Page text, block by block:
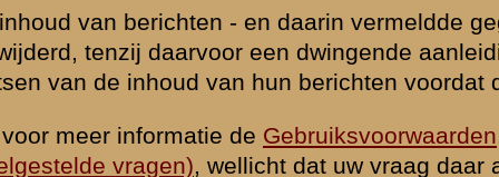
op onze website te beperken vragen wij u hieronder een
Berichten worden alleen geaccepteerd indien deze vraag
*) = verplicht
de commandopost...